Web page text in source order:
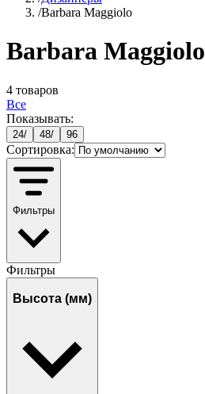
/Barbara Maggiolo
Barbara Maggiolo
4 товаров
Все
Показывать:
24/ 48/ 96
Сортировка:
Фильтры
Фильтры
Высота (мм)